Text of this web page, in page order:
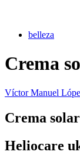
belleza
Crema
Víctor Manuel
Crema
Heliocare